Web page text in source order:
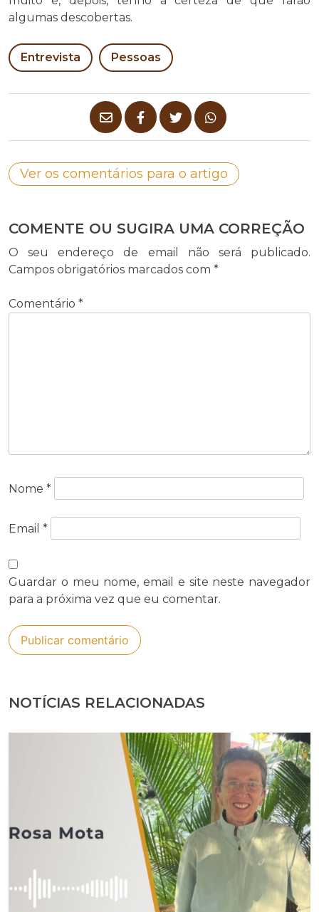
algumas descobertas.
Entrevista Pessoas
Ver os comentários para o artigo
COMENTE OU SUGIRA UMA CORREÇÃO
O seu endereço de email não será publicado.
Campos obrigatórios marcados com *
Comentário *
Nome *
Email *
Guardar o meu nome, email e site neste navegador
para a próxima vez que eu comentar.
NOTÍCIAS RELACIONADAS